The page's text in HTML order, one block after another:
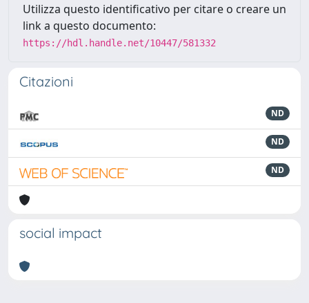
Utilizza questo identificativo per citare o creare un
link a questo documento:
https://hdl.handle.net/10447/581332
Citazioni
ND
ND
ND
social impact